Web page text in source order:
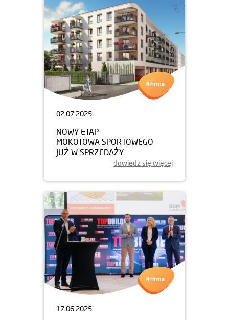
02.07.2025
NOWY ETAP
MOKOTOWA SPORTOWEGO
JUŻ W SPRZEDAŻY
dowiedz się więcej
17.06.2025